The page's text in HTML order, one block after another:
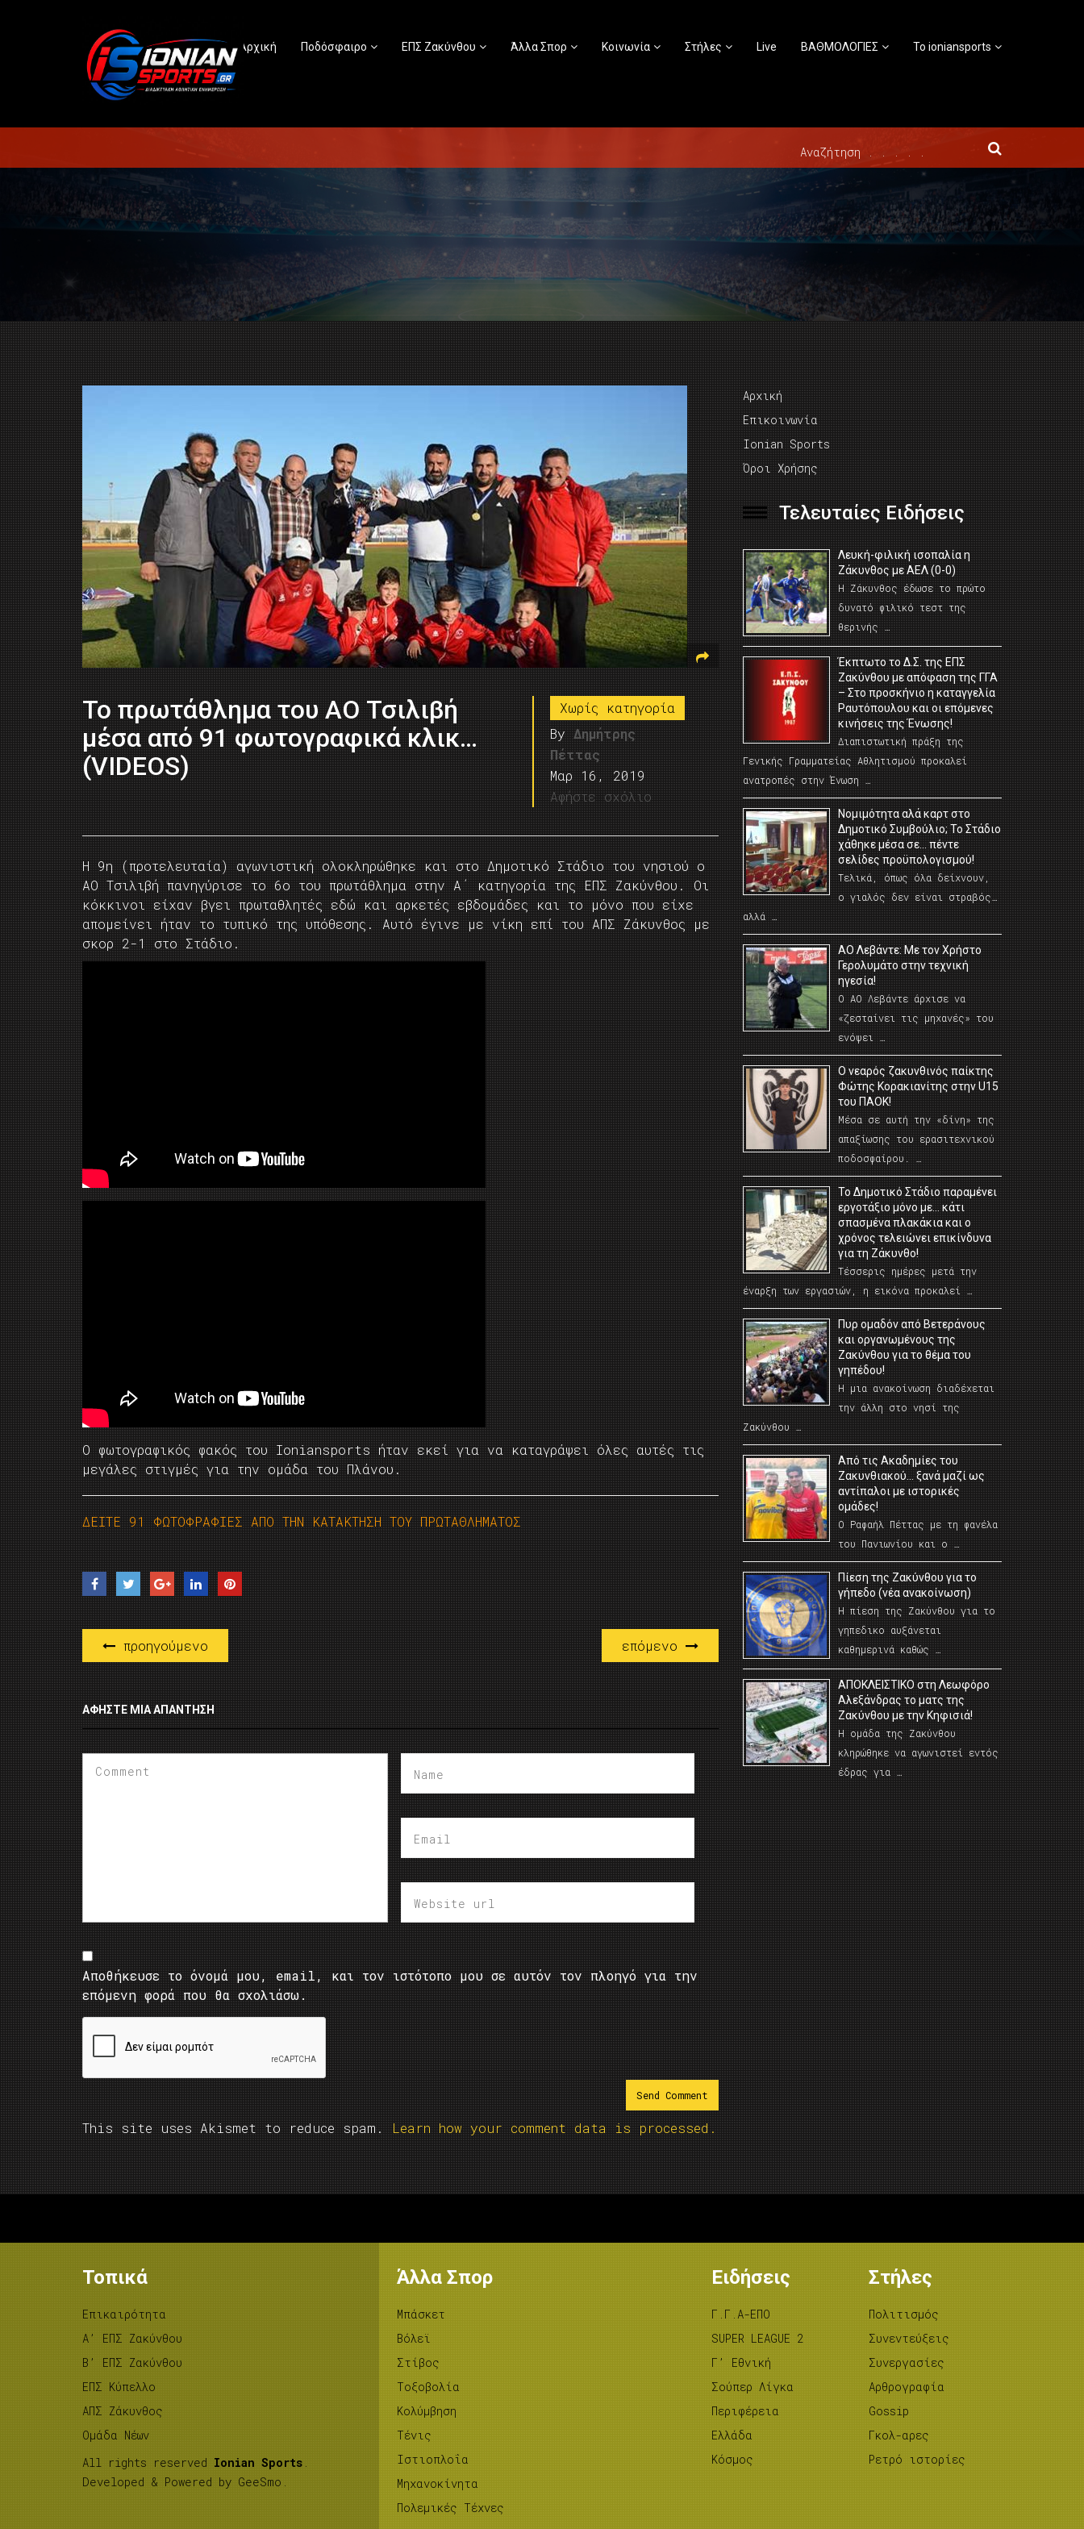
Αρχική Ποδόσφαιρο ΕΠΣ Ζακύνθου Άλλα Σπορ Κοινωνία Στήλες Live ΒΑΘΜΟΛΟΓΙΕΣ Το ioniansports
Το πρωτάθλημα του ΑΟ Τσιλιβή
μέσα από 91 φωτογραφικά κλικ…
(VIDEOS)
Χωρίς κατηγορία
By Δημήτρης
Πέττας
Μαρ 16, 2019
Αφήστε σχόλιο
Η 9η (προτελευταία) αγωνιστική ολοκληρώθηκε και στο Δημοτικό Στάδιο του νησιού ο
ΑΟ Τσιλιβή πανηγύρισε το 6ο του πρωτάθλημα στην Α΄ κατηγορία της ΕΠΣ Ζακύνθου. Οι
κόκκινοι είχαν βγει πρωταθλητές εδώ και αρκετές εβδομάδες και το μόνο που είχε
απομείνει ήταν το τυπικό της υπόθεσης. Αυτό έγινε με νίκη επί του ΑΠΣ Ζάκυνθος με
σκορ 2-1 στο Στάδιο.
Ο φωτογραφικός φακός του Ioniansports ήταν εκεί για να καταγράψει όλες αυτές τις
μεγάλες στιγμές για την ομάδα του Πλάνου.
ΔΕΙΤΕ 91 ΦΩΤΟΦΡΑΦΙΕΣ ΑΠΟ ΤΗΝ ΚΑΤΑΚΤΗΣΗ ΤΟΥ ΠΡΩΤΑΘΛΗΜΑΤΟΣ
προηγούμενο επόμενο
ΑΦΉΣΤΕ ΜΙΑ ΑΠΆΝΤΗΣΗ
Αποθήκευσε το όνομά μου, email, και τον ιστότοπο μου σε αυτόν τον πλοηγό για την
επόμενη φορά που θα σχολιάσω.
This site uses Akismet to reduce spam. Learn how your comment data is processed.
Αρχική
Επικοινωνία
Ionian Sports
Όροι Χρήσης
Τελευταίες Ειδήσεις
Λευκή-φιλική ισοπαλία η
Ζάκυνθος με ΑΕΛ (0-0)
Η Ζάκυνθος έδωσε το πρώτο
δυνατό φιλικό τεστ της
θερινής …
Έκπτωτο το Δ.Σ. της ΕΠΣ
Ζακύνθου με απόφαση της ΓΓΑ
– Στο προσκήνιο η καταγγελία
Ραυτόπουλου και οι επόμενες
κινήσεις της Ένωσης!
Διαπιστωτική πράξη της
Γενικής Γραμματείας Αθλητισμού προκαλεί
ανατροπές στην Ένωση …
Νομιμότητα αλά καρτ στο
Δημοτικό Συμβούλιο; Το Στάδιο
χάθηκε μέσα σε… πέντε
σελίδες προϋπολογισμού!
Τελικά, όπως όλα δείχνουν,
ο γιαλός δεν είναι στραβός…
αλλά …
ΑΟ Λεβάντε: Με τον Χρήστο
Γερολυμάτο στην τεχνική
ηγεσία!
Ο ΑΟ Λεβάντε άρχισε να
«ζεσταίνει τις μηχανές» του
ενόψει …
O νεαρός ζακυνθινός παίκτης
Φώτης Κορακιανίτης στην U15
του ΠΑΟΚ!
Μέσα σε αυτή την «δίνη» της
απαξίωσης του ερασιτεχνικού
ποδοσφαίρου. …
Το Δημοτικό Στάδιο παραμένει
εργοτάξιο μόνο με… κάτι
σπασμένα πλακάκια και ο
χρόνος τελειώνει επικίνδυνα
για τη Ζάκυνθο!
Τέσσερις ημέρες μετά την
έναρξη των εργασιών, η εικόνα προκαλεί …
Πυρ ομαδόν από Βετεράνους
και οργανωμένους της
Ζακύνθου για το θέμα του
γηπέδου!
Η μια ανακοίνωση διαδέχεται
την άλλη στο νησί της
Ζακύνθου …
Από τις Ακαδημίες του
Ζακυνθιακού… ξανά μαζί ως
αντίπαλοι με ιστορικές
ομάδες!
Ο Ραφαήλ Πέττας με τη φανέλα
του Πανιωνίου και ο …
Πίεση της Ζακύνθου για το
γήπεδο (νέα ανακοίνωση)
Η πίεση της Ζακύνθου για το
γηπεδικο αυξάνεται
καθημερινά καθώς …
AΠΟΚΛΕΙΣΤΙΚΟ στη Λεωφόρο
Αλεξάνδρας το ματς της
Ζακύνθου με την Κηφισιά!
Η ομάδα της Ζακύνθου
κληρώθηκε να αγωνιστεί εντός
έδρας για …
Τοπικά
Επικαιρότητα
A’ ΕΠΣ Ζακύνθου
B’ ΕΠΣ Ζακύνθου
ΕΠΣ Κύπελλο
ΑΠΣ Ζάκυνθος
Ομάδα Νέων
All rights reserved Ionian Sports .
Developed & Powered by GeeSmo .
Άλλα Σπορ
Μπάσκετ
Βόλεϊ
Στίβος
Tοξοβολία
Κολύμβηση
Τένις
Ιστιοπλοΐα
Μηχανοκίνητα
Πολεμικές Τέχνες
Ειδήσεις
Γ.Γ.Α-ΕΠΟ
SUPER LEAGUE 2
Γ’ Εθνική
Σούπερ Λίγκα
Περιφέρεια
Ελλάδα
Κόσμος
Στήλες
Πολιτισμός
Συνεντεύξεις
Συνεργασίες
Αρθρογραφία
Gossip
Γκολ-αρες
Ρετρό ιστορίες